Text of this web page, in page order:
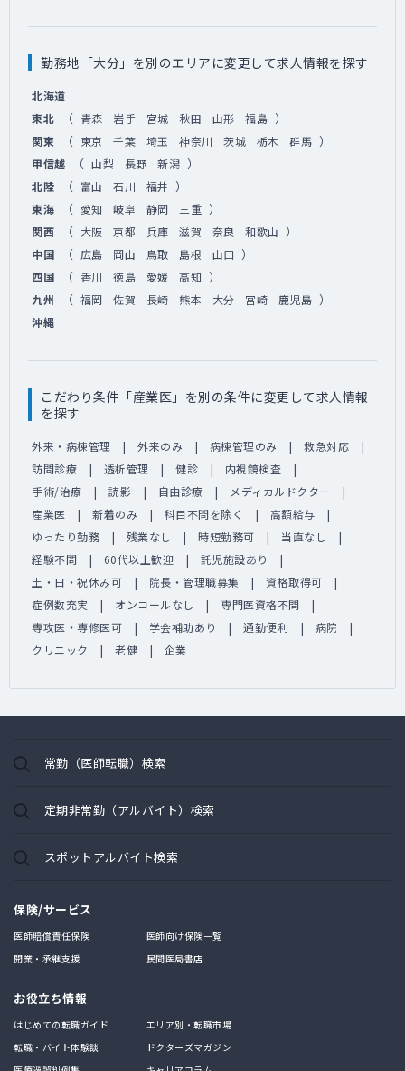
勤務地「大分」を別のエリアに変更して求人情報を探す
北海道
東北
（ 青森 岩手 宮城 秋田 山形 福島 ）
関東 （ 東京 千葉 埼玉 神奈川 茨城 栃木 群馬 ）
甲信越 （ 山梨 長野 新潟 ）
北陸 （ 富山 石川 福井 ）
東海 （ 愛知 岐阜 静岡 三重 ）
関西 （ 大阪 京都 兵庫 滋賀 奈良 和歌山 ）
中国 （ 広島 岡山 鳥取 島根 山口 ）
四国 （ 香川 徳島 愛媛 高知 ）
九州 （ 福岡 佐賀 長崎 熊本 大分 宮崎 鹿児島 ）
沖縄
こだわり条件「産業医」を別の条件に変更して求人情報
を探す
外来・病棟管理 外来のみ 病棟管理のみ
救急対応
訪問診療
透析管理 健診
内視鏡検査
手術/治療
読影 自由診療
メディカルドクター
産業医
新着のみ 科目不問を除く
高額給与
ゆったり勤務
残業なし 時短勤務可
当直なし
経験不問
60代以上歓迎
託児施設あり
土・日・祝休み可
院長・管理職募集
資格取得可
症例数充実
オンコールなし
専門医資格不問
専攻医・専修医可
学会補助あり 通勤便利
病院
クリニック
老健 企業
常勤（医師転職）検索
定期非常勤（アルバイト）検索
スポットアルバイト検索
保険/サービス
医師賠償責任保険
医師向け保険一覧
開業・承継支援
民間医局書店
お役立ち情報
はじめての転職ガイド
エリア別・転職市場
転職・バイト体験談
ドクターズマガジン